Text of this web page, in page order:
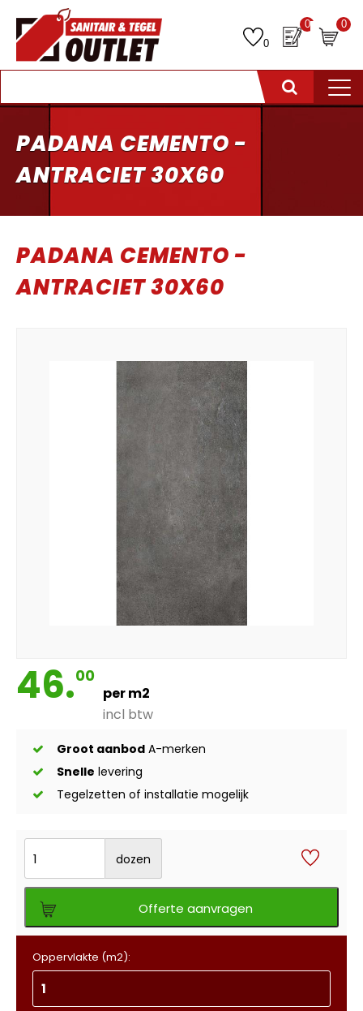
0
0 0
PADANA CEMENTO -
ANTRACIET 30X60
PADANA CEMENTO -
ANTRACIET 30X60
46.00
per m2
incl btw
Groot aanbod A-merken
Snelle levering
Tegelzetten of installatie mogelijk
dozen
Offerte aanvragen
Oppervlakte (m2):